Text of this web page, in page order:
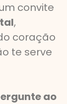
convite
,
coração
te serve
ao